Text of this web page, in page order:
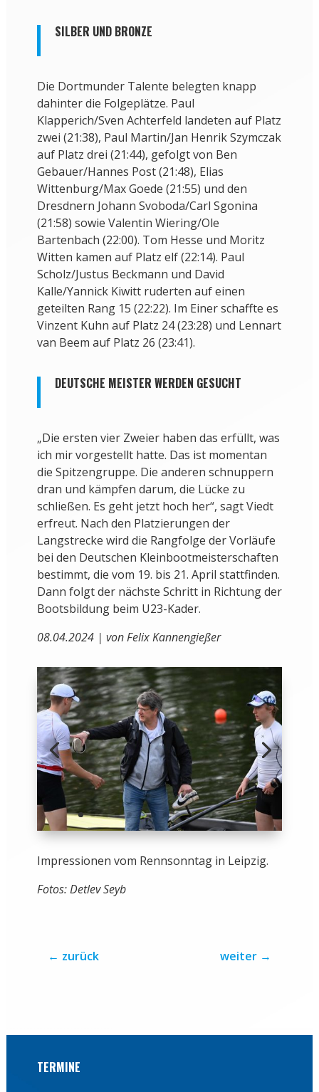
SILBER UND BRONZE
Die Dortmunder Talente belegten knapp
dahinter die Folgeplätze. Paul
Klapperich/Sven Achterfeld landeten auf Platz
zwei (21:38), Paul Martin/Jan Henrik Szymczak
auf Platz drei (21:44), gefolgt von Ben
Gebauer/Hannes Post (21:48), Elias
Wittenburg/Max Goede (21:55) und den
Dresdnern Johann Svoboda/Carl Sgonina
(21:58) sowie Valentin Wiering/Ole
Bartenbach (22:00). Tom Hesse und Moritz
Witten kamen auf Platz elf (22:14). Paul
Scholz/Justus Beckmann und David
Kalle/Yannick Kiwitt ruderten auf einen
geteilten Rang 15 (22:22). Im Einer schaffte es
Vinzent Kuhn auf Platz 24 (23:28) und Lennart
van Beem auf Platz 26 (23:41).
DEUTSCHE MEISTER WERDEN GESUCHT
„Die ersten vier Zweier haben das erfüllt, was
ich mir vorgestellt hatte. Das ist momentan
die Spitzengruppe. Die anderen schnuppern
dran und kämpfen darum, die Lücke zu
schließen. Es geht jetzt hoch her“, sagt Viedt
erfreut. Nach den Platzierungen der
Langstrecke wird die Rangfolge der Vorläufe
bei den Deutschen Kleinbootmeisterschaften
bestimmt, die vom 19. bis 21. April stattfinden.
Dann folgt der nächste Schritt in Richtung der
Bootsbildung beim U23-Kader.
08.04.2024 | von Felix Kannengießer
Impressionen vom Rennsonntag in Leipzig.
Fotos: Detlev Seyb
← zurück weiter →
TERMINE